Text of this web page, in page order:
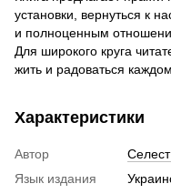
установки, вернуться к
и полноценным
Для широкого круга
жить и радоваться
Характеристики
Автор
Язык издания